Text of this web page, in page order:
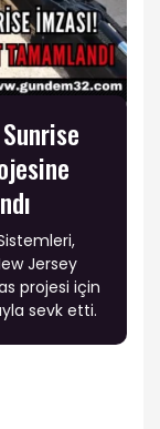
Jersey
projesi için
sevk etti.